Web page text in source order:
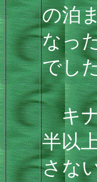
の泊
なっ
でし
キナ
半以
さな